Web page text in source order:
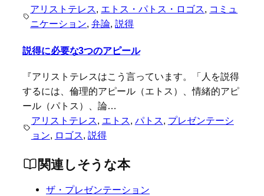
アリストテレス, エトス・パトス・ロゴス, コミュ
ニケーション, 弁論, 説得
説得に必要な3つのアピール
『アリストテレスはこう言っています。「人を説得
するには、倫理的アピール（エトス）、情緒的アピ
ール（パトス）、論…
アリストテレス, エトス, パトス, プレゼンテーシ
ョン, ロゴス, 説得
関連しそうな本
ザ・プレゼンテーション